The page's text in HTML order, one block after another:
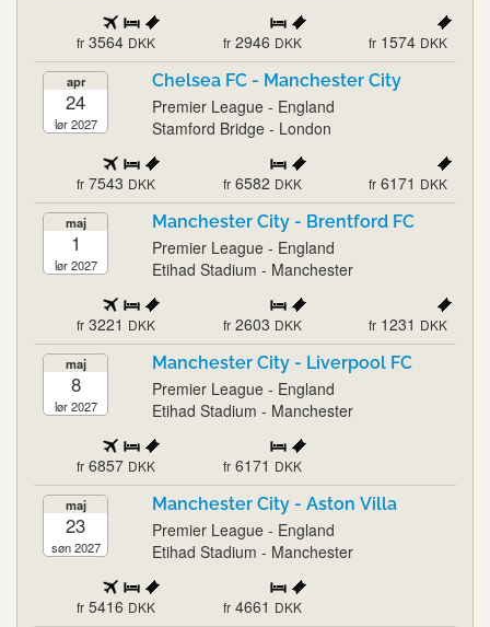
fr 3564 DKK fr 2946 DKK fr 1574 DKK
apr
24
lør 2027
Chelsea FC - Manchester City
Premier League - England
Stamford Bridge - London
fr 7543 DKK fr 6582 DKK fr 6171 DKK
maj
1
lør 2027
Manchester City - Brentford FC
Premier League - England
Etihad Stadium - Manchester
fr 3221 DKK fr 2603 DKK fr 1231 DKK
maj
8
lør 2027
Manchester City - Liverpool FC
Premier League - England
Etihad Stadium - Manchester
fr 6857 DKK fr 6171 DKK
maj
23
søn 2027
Manchester City - Aston Villa
Premier League - England
Etihad Stadium - Manchester
fr 5416 DKK fr 4661 DKK